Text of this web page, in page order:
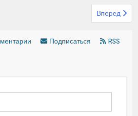
Дунаю Вена - Белград - ВенаСледующий:
Вперед
Подписаться RSS